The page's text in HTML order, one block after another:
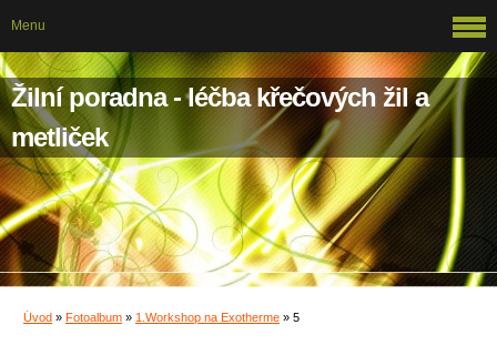
Žilní poradna - léčba křečových žil a
metliček
Úvod » Fotoalbum » 1.Workshop na Exotherme » 5
Menu